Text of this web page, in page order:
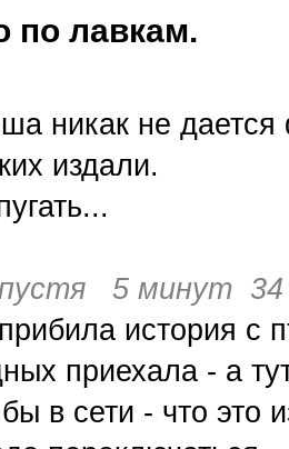
по лавкам.
никак не
издали.
5 минут 34
история с
приехала - а
в сети - что это